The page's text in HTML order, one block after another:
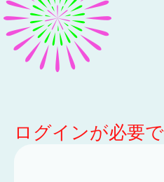
ログインが必要